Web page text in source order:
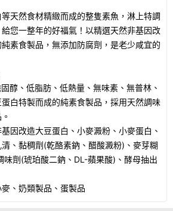
天然食材精緻而成的整隻素魚，淋上特調
您一整年的好福氣！以精選天然非基因改
素食製品，無添加防腐劑，是老少咸宜的
醇、低脂肪、低熱量、無味素、無普林、
白特製而成的純素食製品，採用天然調味
因改造大豆蛋白、小麥澱粉、小麥蛋白、
、黏稠劑(乾酪素鈉、醋酸澱粉)、麥芽糊
味劑(琥珀酸二鈉、DL-蘋果酸)、酵母抽出
、奶類製品、蛋製品